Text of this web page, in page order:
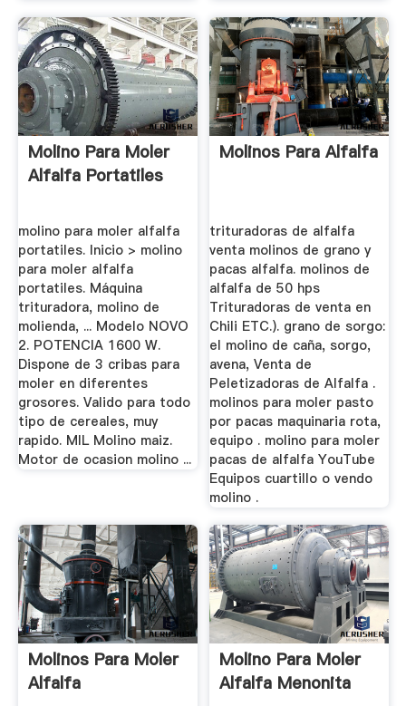
Molino Para Moler
Alfalfa Portatiles
molino para moler alfalfa
portatiles. Inicio > molino
para moler alfalfa
portatiles. Máquina
trituradora, molino de
molienda, ... Modelo NOVO
2. POTENCIA 1600 W.
Dispone de 3 cribas para
moler en diferentes
grosores. Valido para todo
tipo de cereales, muy
rapido. MIL Molino maiz.
Motor de ocasion molino ...
Molinos Para Alfalfa
trituradoras de alfalfa
venta molinos de grano y
pacas alfalfa. molinos de
alfalfa de 50 hps
Trituradoras de venta en
Chili ETC.). grano de sorgo:
el molino de caña, sorgo,
avena, Venta de
Peletizadoras de Alfalfa .
molinos para moler pasto
por pacas maquinaria rota,
equipo . molino para moler
pacas de alfalfa YouTube
Equipos cuartillo o vendo
molino .
Molinos Para Moler
Alfalfa
Molino Para Moler
Alfalfa Menonita